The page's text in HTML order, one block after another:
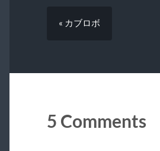
« カブロボ
5 Comments